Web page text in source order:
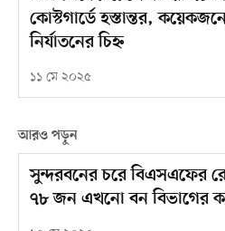
কোস্টগার্ডে হস্তান্তর,
নির্যাতনের চিহ্ন
১১ মে ২০২৫
আরও পড়ুন
সুন্দরবনের চরে বিএসএফের
৭৮ জন এখনো বন বিভাগের